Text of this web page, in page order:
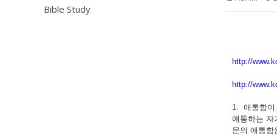
Bible Study
http://
http://
1. 애통함이
애통하는 자
문의 애통함